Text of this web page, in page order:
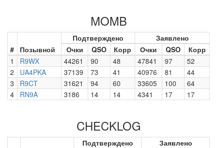
MOMB
# Позывной
Подтверждено
Заявлено
Очки
QSO Корр Очки QSO
Корр
1
R9WX 44261 90 48 47841 97
52
2
UA4PKA 37139 73 41 40976 81
44
3
R9CT 31621 94 60 33605 100
64
4
RN9A 3186 14 14 4341 17 17
CHECKLOG
Подтверждено
Заявлено